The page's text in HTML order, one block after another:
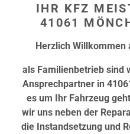
IHR KFZ
41061
Herzlich Willkommen
als Familienbetrieb sind
Ansprechpartner in
es um Ihr Fahrzeug
wir uns neben der
die Instandsetzung und